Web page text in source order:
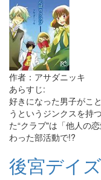
作者：アサダニッキ
あらすじ:
好きになった男子がこ
うというジンクスを持
た“クラブ"は「他人の
わった部活動で!?
後宮デイズ